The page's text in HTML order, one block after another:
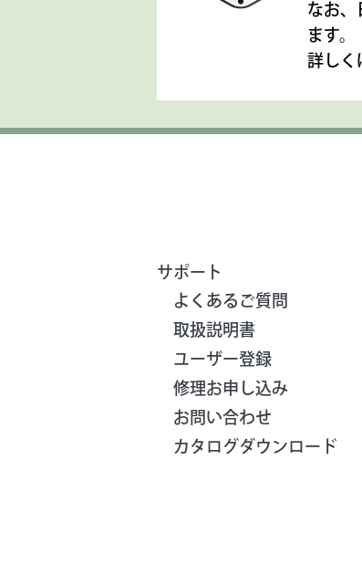
なお、
ます。
詳しく
サポート
よくあるご質問
取扱説明書
ユーザー登録
修理お申し込み
お問い合わせ
カタログダウンロード